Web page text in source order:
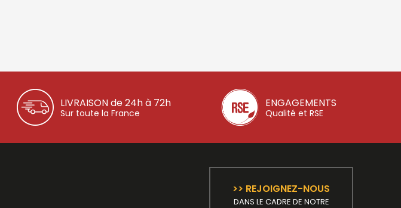
LIVRAISON de 24h à 72h
Sur toute la France
ENGAGEMENTS
Qualité et RSE
>> REJOIGNEZ-NOUS
DANS LE CADRE DE NOTRE